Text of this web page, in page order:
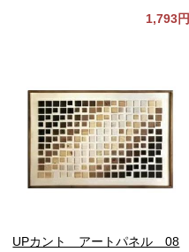
1,793円
UPカント アートパネル 08